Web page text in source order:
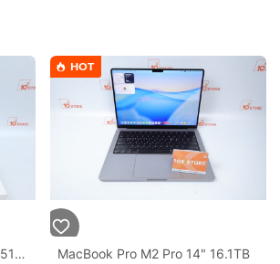
MacBook Pro M4 Pro 14" 24.512GB
HOT
MacBook Pro M2 Pro 14" 16.1TB